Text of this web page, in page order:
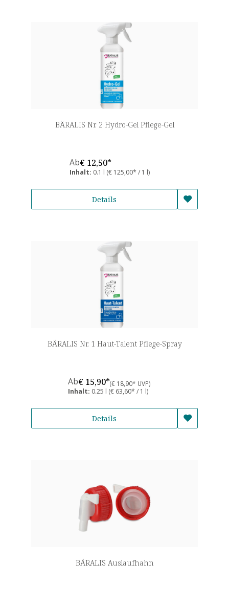
BÄRALIS Nr. 2 Hydro-Gel Pflege-Gel
Inhalt: 0.1 l (€ 125,00* / 1 l)
Ab€ 12,50*
Details
BÄRALIS Nr. 1 Haut-Talent Pflege-Spray
Inhalt: 0.25 l (€ 63,60* / 1 l)
Ab€ 15,90*(€ 18,90* UVP)
Details
BÄRALIS Auslaufhahn